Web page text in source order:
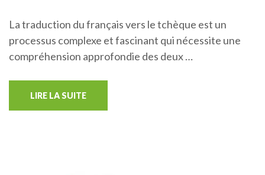
La traduction du français vers le tchèque est un
processus complexe et fascinant qui nécessite une
compréhension approfondie des deux …
LIRE LA SUITE